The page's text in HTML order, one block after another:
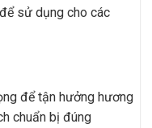
sử dụng cho các
để tận hưởng hương
chuẩn bị đúng